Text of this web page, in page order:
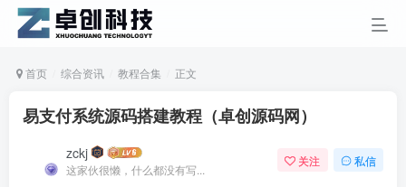
首页 综合资讯 教程合集 正文
易支付系统源码搭建教程（卓创源码网）
zckj
这家伙很懒，什么都没有写...
关注 私信